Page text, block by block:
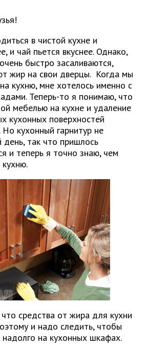
в чистой кухне и
и чай пьется вкуснее. Однако,
быстро засаливаются,
жир на свои дверцы. Когда мы
кухню, мне хотелось именно с
Теперь-то я понимаю, что
мебелью на кухне и удаление
кухонных поверхностей
кухонный гарнитур не
так что пришлось
и теперь я точно знаю, чем
средства от жира для кухни
и надо следить, чтобы
на кухонных шкафах.